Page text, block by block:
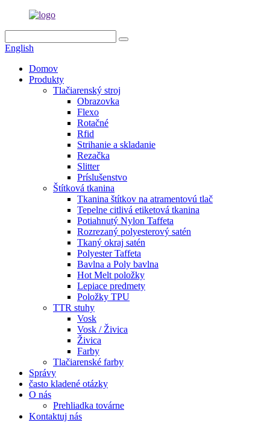
English
Domov
Produkty
Tlačiarenský stroj
Obrazovka
Flexo
Rotačné
Rfid
Strihanie a skladanie
Rezačka
Slitter
Príslušenstvo
Štítková tkanina
Tkanina štítkov na atramentovú tlač
Tepelne citlivá etiketová tkanina
Potiahnutý Nylon Taffeta
Rozrezaný polyesterový satén
Tkaný okraj satén
Polyester Taffeta
Bavlna a Poly bavlna
Hot Melt položky
Lepiace predmety
Položky TPU
TTR stuhy
Vosk
Vosk / Živica
Živica
Farby
Tlačiarenské farby
Správy
často kladené otázky
O nás
Prehliadka továrne
Kontaktuj nás